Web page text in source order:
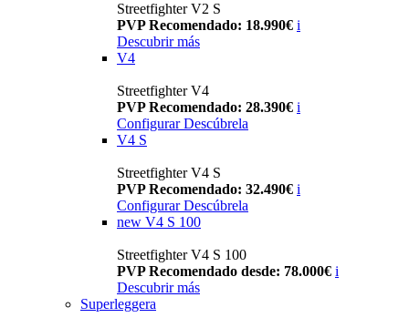
Streetfighter V2 S
PVP Recomendado: 18.990€ i
Descubrir más
V4
Streetfighter V4
PVP Recomendado: 28.390€ i
Configurar Descúbrela
V4 S
Streetfighter V4 S
PVP Recomendado: 32.490€ i
Configurar Descúbrela
new V4 S 100
Streetfighter V4 S 100
PVP Recomendado desde: 78.000€ i
Descubrir más
Superleggera